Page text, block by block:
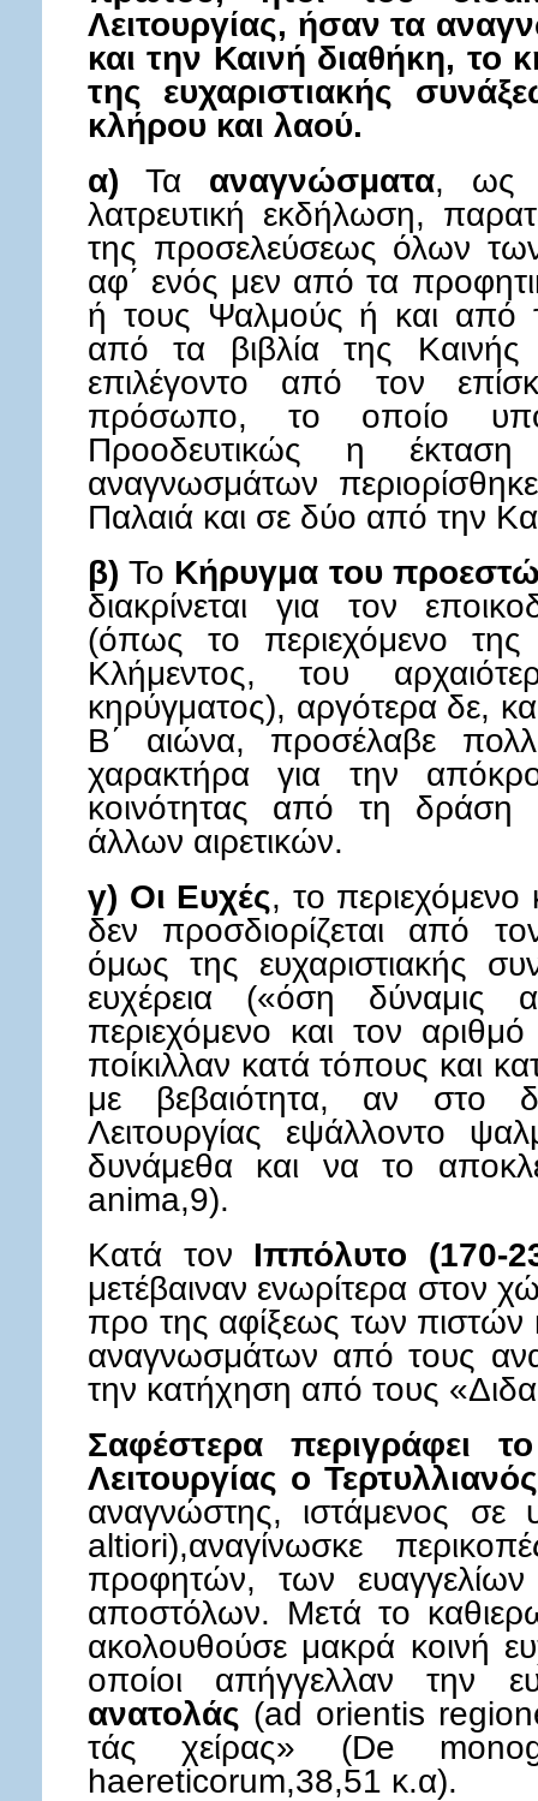
Λειτουργίας, ήσαν τα
και την Καινή διαθήκη, το
της ευχαριστιακής
κλήρου και λαού.
α) Τα αναγνώσματα, ως
λατρευτική εκδήλωση,
της προσελεύσεως όλων
αφ΄ ενός μεν από τα
ή τους Ψαλμούς ή και από
από τα βιβλία της Καινής
επιλέγοντο από τον
πρόσωπο, το οποίο
Προοδευτικώς η
αναγνωσμάτων
Παλαιά και σε δύο από την
β) Το Κήρυγμα του
διακρίνεται για τον
(όπως το περιεχόμενο της
Κλήμεντος, του
κηρύγματος), αργότερα δε,
Β΄ αιώνα, προσέλαβε
χαρακτήρα για την
κοινότητας από τη
άλλων αιρετικών.
γ) Οι Ευχές, το
δεν προσδιορίζεται από
όμως της ευχαριστιακής
ευχέρεια («όση δύναμις
περιεχόμενο και τον
ποίκιλλαν κατά τόπους και
με βεβαιότητα, αν στο
Λειτουργίας εψάλλοντο
δυνάμεθα και να το
anima,9).
Kατά τον Ιππόλυτο (170-
μετέβαιναν ενωρίτερα στον
προ της αφίξεως των
αναγνωσμάτων από τους
την κατήχηση από τους
Σαφέστερα περιγράφει
Λειτουργίας ο Τερτυλλιανός
αναγνώστης, ιστάμενος
altiori),αναγίνωσκε
προφητών, των
αποστόλων. Μετά το
ακολουθούσε μακρά κοινή
οποίοι απήγγελλαν την
ανατολάς (ad orientis
τάς χείρας» (De
haereticorum,38,51 κ.α).